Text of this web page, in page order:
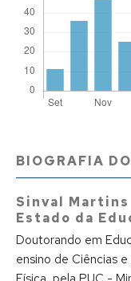
BIOGRAFIA
Sinval
Estado da
Doutorando em
ensino de Ciências